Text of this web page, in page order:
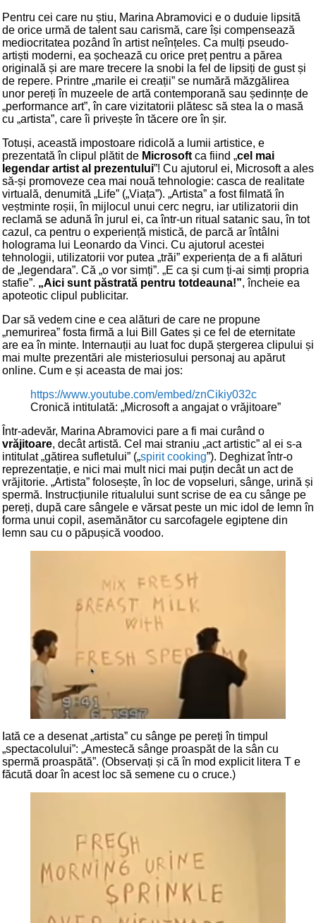
Pentru cei care nu știu, Marina Abramovici e o duduie lipsită
de orice urmă de talent sau carismă, care își compensează
mediocritatea pozând în artist neînțeles. Ca mulți pseudo-
artiști moderni, ea șochează cu orice preț pentru a părea
originală și are mare trecere la snobi la fel de lipsiți de gust și
de repere. Printre „marile ei creații” se numără măzgălirea
unor pereți în muzeele de artă contemporană sau ședinnțe de
„performance art”, în care vizitatorii plătesc să stea la o masă
cu „artista”, care îi privește în tăcere ore în șir.
Totuși, această impostoare ridicolă a lumii artistice, e
prezentată în clipul plătit de Microsoft ca fiind „cel mai
legendar artist al prezentului”! Cu ajutorul ei, Microsoft a ales
să-și promoveze cea mai nouă tehnologie: casca de realitate
virtuală, denumită „Life” („Viața”). „Artista” a fost filmată în
veștminte roșii, în mijlocul unui cerc negru, iar utilizatorii din
reclamă se adună în jurul ei, ca într-un ritual satanic sau, în tot
cazul, ca pentru o experiență mistică, de parcă ar întâlni
holograma lui Leonardo da Vinci. Cu ajutorul acestei
tehnologii, utilizatorii vor putea „trăi” experiența de a fi alături
de „legendara”. Că „o vor simți”. „E ca și cum ți-ai simți propria
stafie”. „Aici sunt păstrată pentru totdeauna!”, încheie ea
apoteotic clipul publicitar.
Dar să vedem cine e cea alături de care ne propune
„nemurirea” fosta firmă a lui Bill Gates și ce fel de eternitate
are ea în minte. Internauții au luat foc după ștergerea clipului și
mai multe prezentări ale misteriosului personaj au apărut
online. Cum e și aceasta de mai jos:
https://www.youtube.com/embed/znCikiy032c
Cronică intitulată: „Microsoft a angajat o vrăjitoare”
Într-adevăr, Marina Abramovici pare a fi mai curând o
vrăjitoare, decât artistă. Cel mai straniu „act artistic” al ei s-a
intitulat „gătirea sufletului” („spirit cooking”). Deghizat într-o
reprezentație, e nici mai mult nici mai puțin decât un act de
vrăjitorie. „Artista” folosește, în loc de vopseluri, sânge, urină și
spermă. Instrucțiunile ritualului sunt scrise de ea cu sânge pe
pereți, după care sângele e vărsat peste un mic idol de lemn în
forma unui copil, asemănător cu sarcofagele egiptene din
lemn sau cu o păpușică voodoo.
Iată ce a desenat „artista” cu sânge pe pereți în timpul
„spectacolului”: „Amestecă sânge proaspăt de la sân cu
spermă proaspătă”. (Observați și că în mod explicit litera T e
făcută doar în acest loc să semene cu o cruce.)